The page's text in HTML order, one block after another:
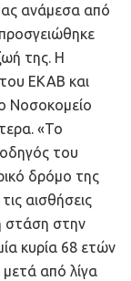
ανάμεσα από
της. Η
ΕΚΑΒ και
Νοσοκομείο
«Το
του
δρόμο της
αισθήσεις
στάση στην
κυρία 68 ετών
από λίγα